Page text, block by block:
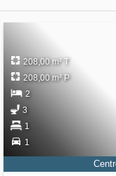
208,00 m² T
208,00 m² P
2
3
1
1